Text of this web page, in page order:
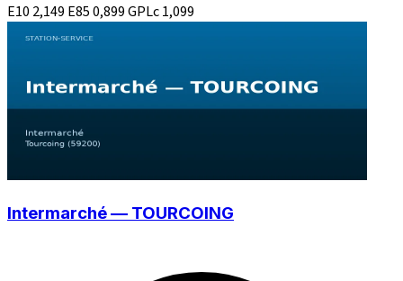
E10 2,149 E850,899GPLc1,099
Intermarché — TOURCOING